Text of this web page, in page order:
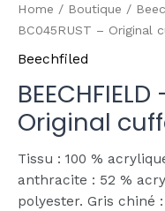
Home / Boutique /
BC045RUST – Original
Beechfiled
Original
Tissu : 100 %
anthracite : 52 %
polyester. Gris chiné